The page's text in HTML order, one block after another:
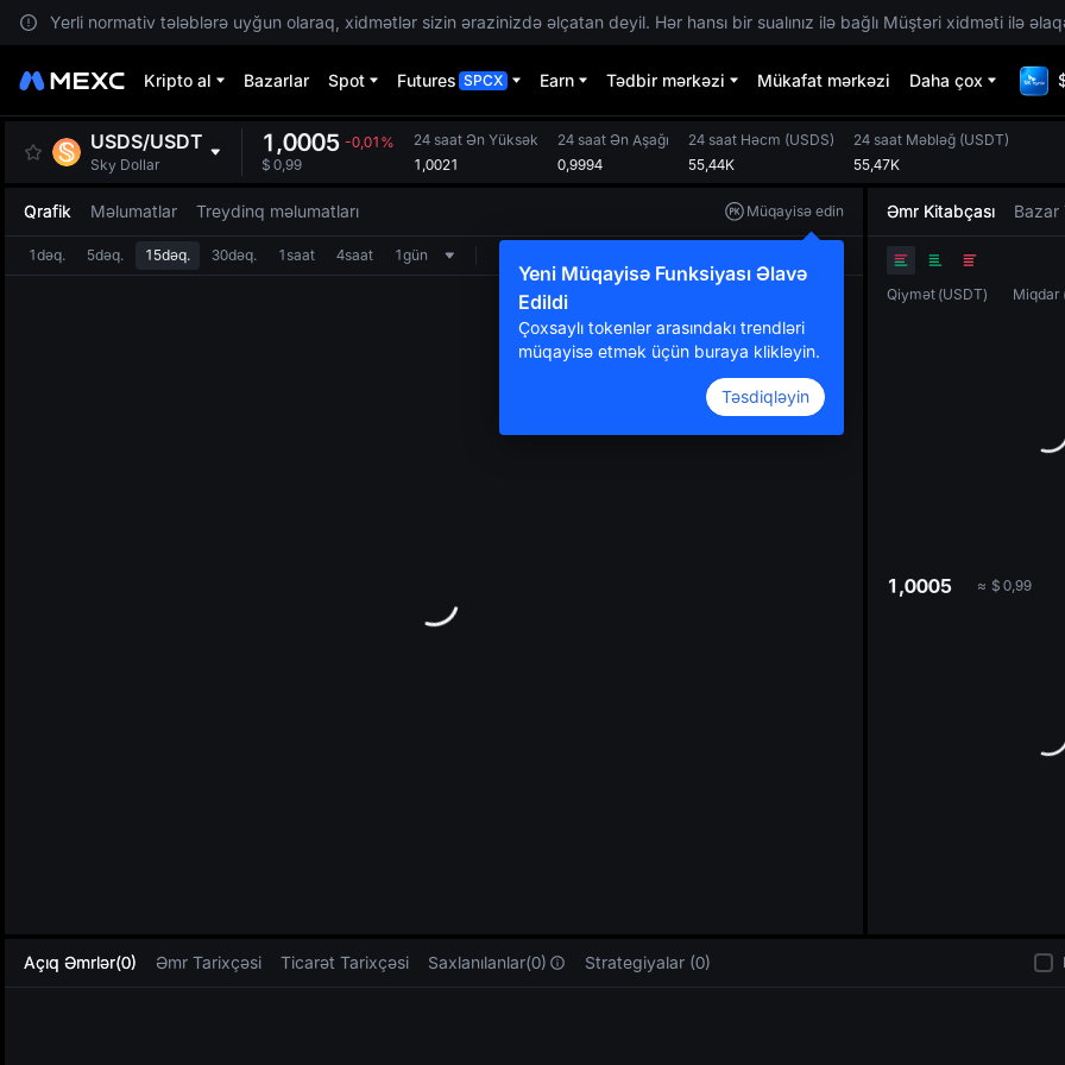
Yerli normativ tələblərə uyğun olaraq, xidmətlər sizin ərazinizdə əlçatan deyil. Hər hansı bir sualınız ilə bağlı Müştəri xidməti ilə
Kripto al Bazarlar Spot Futures SPCX Earn Tədbir mərkəzi Mükafat mərkəzi Daha çox
USDS/USDT
Sky Dollar
1,0005 -0,01%
$ 0,99
24 saat Ən Yüksək
1,0021
24 saat Ən Aşağı
0,9994
24 saat Həcm (USDS)
55,44K
24 saat Məbləğ (USDT)
55,47K
Qrafik Məlumatlar Treydinq məlumatları Müqayisə edin
Yeni Müqayisə Funksiyası Əlavə
Edildi
Çoxsaylı tokenlər arasındakı trendləri
müqayisə etmək üçün buraya klikləyin.
Təsdiqləyin
1dəq. 5dəq. 15dəq. 30dəq. 1saat 4saat 1gün
Əmr Kitabçası Bazar
Qiymət (USDT) Miqdar
1,0005 ≈ $ 0,99
Açıq Əmrlər(0) Əmr Tarixçəsi Ticarət Tarixçəsi Saxlanılanlar(0) Strategiyalar (0)